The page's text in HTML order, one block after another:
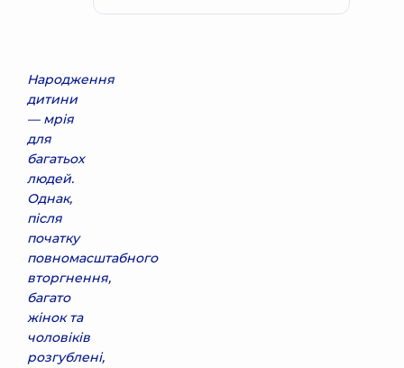
Народження
дитини
— мрія
для
багатьох
людей.
Однак,
після
початку
повномасштабного
вторгнення,
багато
жінок та
чоловіків
розгублені,